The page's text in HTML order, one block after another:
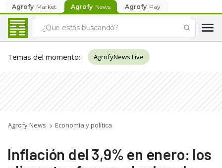
Agrofy Market Agrofy News Agrofy Pay
Temas del momento: AgrofyNews Live
Agrofy News Economía y política
Inflación del 3,9% en enero: los